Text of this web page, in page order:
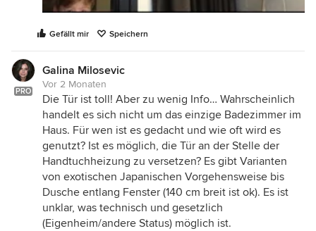
Gefällt mir Speichern
PRO
Galina Milosevic
Vor 2 Monaten
Die Tür ist toll! Aber zu wenig Info… Wahrscheinlich
handelt es sich nicht um das einzige Badezimmer im
Haus. Für wen ist es gedacht und wie oft wird es
genutzt? Ist es möglich, die Tür an der Stelle der
Handtuchheizung zu versetzen? Es gibt Varianten
von exotischen Japanischen Vorgehensweise bis
Dusche entlang Fenster (140 cm breit ist ok). Es ist
unklar, was technisch und gesetzlich
(Eigenheim/andere Status) möglich ist.